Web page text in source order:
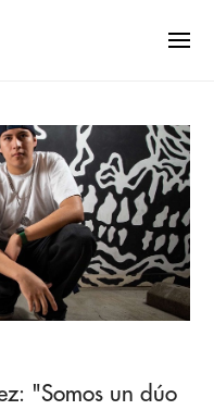
"Somos un dúo